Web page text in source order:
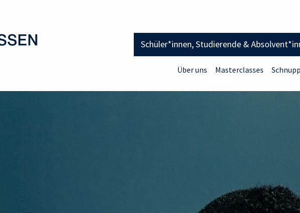
Schüler*innen, Studierende &
Über uns Masterclasses